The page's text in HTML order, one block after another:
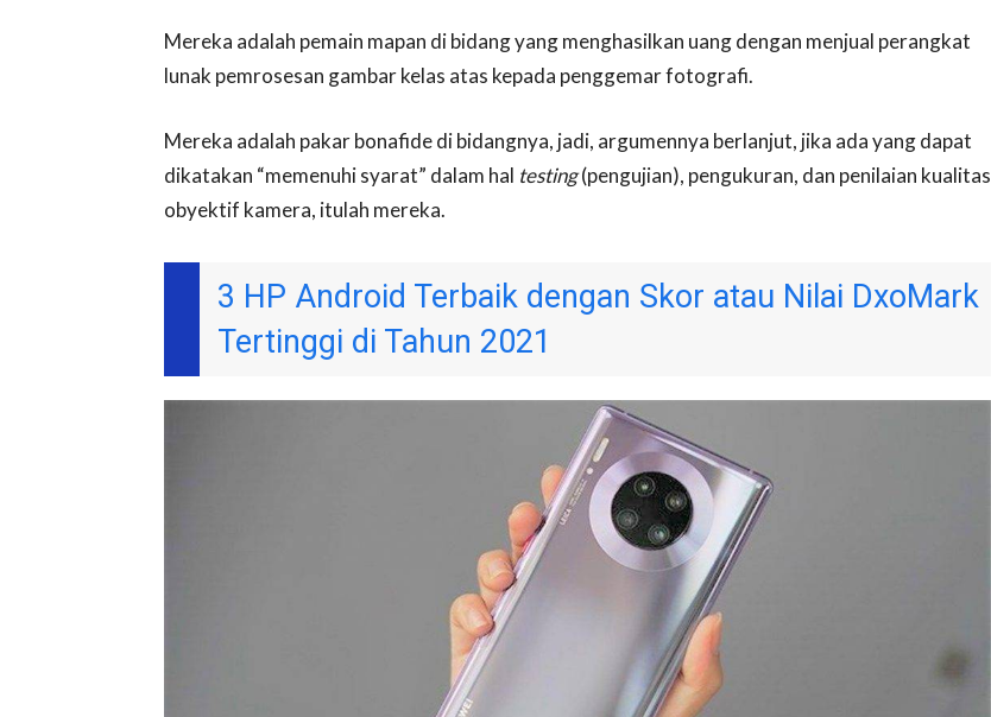
Mereka adalah pemain mapan di bidang yang menghasilkan uang dengan menjual perangkat
lunak pemrosesan gambar kelas atas kepada penggemar fotografi.
Mereka adalah pakar bonafide di bidangnya, jadi, argumennya berlanjut, jika ada yang dapat
dikatakan “memenuhi syarat” dalam hal testing(pengujian), pengukuran, dan penilaian kualitas
obyektif kamera, itulah mereka.
3 HP Android Terbaik dengan Skor atau Nilai DxoMark
Tertinggi di Tahun 2021